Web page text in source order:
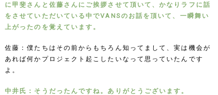
に甲斐さんと佐藤さんにご挨拶させて頂いて、かなりラフに話
をさせていただいている中でVANSのお話を頂いて、一瞬舞い
上がったのを覚えています。
佐藤：僕たちはその前からもちろん知ってまして、実は機会が
あれば何かプロジェクト起こしたいなって思っていたんです
よ。
中井氏：そうだったんですね。ありがとうございます。